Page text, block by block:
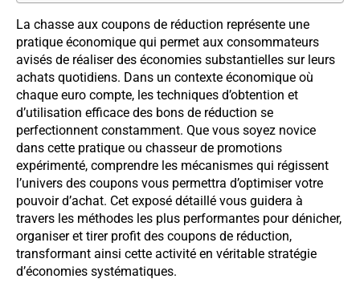
La chasse aux coupons de réduction représente une
pratique économique qui permet aux consommateurs
avisés de réaliser des économies substantielles sur leurs
achats quotidiens. Dans un contexte économique où
chaque euro compte, les techniques d’obtention et
d’utilisation efficace des bons de réduction se
perfectionnent constamment. Que vous soyez novice
dans cette pratique ou chasseur de promotions
expérimenté, comprendre les mécanismes qui régissent
l’univers des coupons vous permettra d’optimiser votre
pouvoir d’achat. Cet exposé détaillé vous guidera à
travers les méthodes les plus performantes pour dénicher,
organiser et tirer profit des coupons de réduction,
transformant ainsi cette activité en véritable stratégie
d’économies systématiques.